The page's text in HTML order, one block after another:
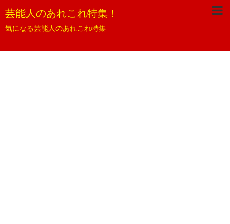
芸能人のあれこれ特集！
気になる芸能人のあれこれ特集